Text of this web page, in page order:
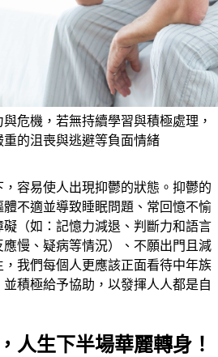
危機，若無持續學習與積極處理，
的沮喪與逃避等負面情緒
容易使人出現抑鬱的狀態。抑鬱的
不適並導致睡眠問題、常回憶不愉
（如：記憶力減退、判斷力和語言
慢、疑病等情況）、不願出門且減
我們每個人更應該正面看待中年族
積極給予協助，以發揮人人都是自
人生下半場華麗轉身！